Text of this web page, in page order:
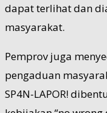
dapat terlihat dan
masyarakat.
Pemprov juga
pengaduan
SP4N-LAPOR!